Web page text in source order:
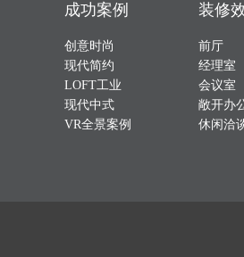
成功案例
创意时尚
现代简约
LOFT工业
现代中式
VR全景案例
装修
前厅
经理室
会议室
敞开办
休闲洽